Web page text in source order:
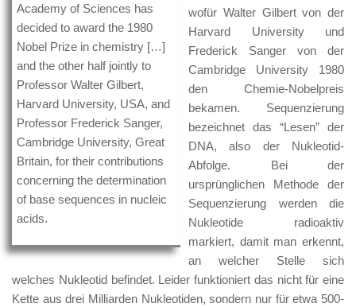
Academy of Sciences has
decided to award the 1980
Nobel Prize in chemistry […]
and the other half jointly to
Professor Walter Gilbert,
Harvard University, USA, and
Professor Frederick Sanger,
Cambridge University, Great
Britain, for their contributions
concerning the determination
of base sequences in nucleic
acids.
wofür Walter Gilbert von der
Harvard University und
Frederick Sanger von der
Cambridge University 1980
den Chemie-Nobelpreis
bekamen. Sequenzierung
bezeichnet das “Lesen” der
DNA, also der Nukleotid-
Abfolge. Bei der
ursprünglichen Methode der
Sequenzierung werden die
Nukleotide radioaktiv
markiert, damit man erkennt,
an welcher Stelle sich
welches Nukleotid befindet. Leider funktioniert das nicht für eine
Kette aus drei Milliarden Nukleotiden, sondern nur für etwa 500-